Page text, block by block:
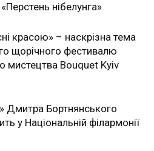
нібелунга»
красою» – наскрізна тема
щорічного фестивалю
мистецтва Bouquet Kyiv
Дмитра Бортнянського
у Національній філармонії